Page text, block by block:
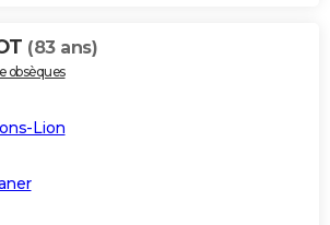
(83 ans)
obsèques
Lion